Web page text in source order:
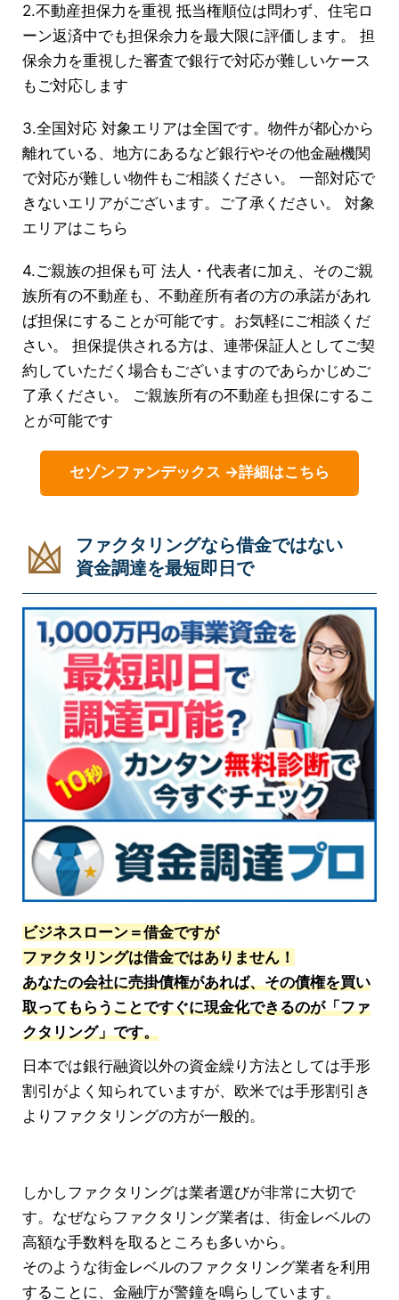
2.不動産担保力を重視 抵当権順位は問わず、住宅ロ
ーン返済中でも担保余力を最大限に評価します。 担
保余力を重視した審査で銀行で対応が難しいケース
もご対応します
3.全国対応 対象エリアは全国です。物件が都心から
離れている、地方にあるなど銀行やその他金融機関
で対応が難しい物件もご相談ください。 一部対応で
きないエリアがございます。ご了承ください。 対象
エリアはこちら
4.ご親族の担保も可 法人・代表者に加え、そのご親
族所有の不動産も、不動産所有者の方の承諾があれ
ば担保にすることが可能です。お気軽にご相談くだ
さい。 担保提供される方は、連帯保証人としてご契
約していただく場合もございますのであらかじめご
了承ください。 ご親族所有の不動産も担保にするこ
とが可能です
セゾンファンデックス →詳細はこちら
ファクタリングなら借金ではない
資金調達を最短即日で
ビジネスローン＝借金ですが
ファクタリングは借金ではありません！
あなたの会社に売掛債権があれば、その債権を買い
取ってもらうことですぐに現金化できるのが「ファ
クタリング」です。
日本では銀行融資以外の資金繰り方法としては手形
割引がよく知られていますが、欧米では手形割引き
よりファクタリングの方が一般的。
しかしファクタリングは業者選びが非常に大切で
す。なぜならファクタリング業者は、街金レベルの
高額な手数料を取るところも多いから。
そのような街金レベルのファクタリング業者を利用
することに、金融庁が警鐘を鳴らしています。